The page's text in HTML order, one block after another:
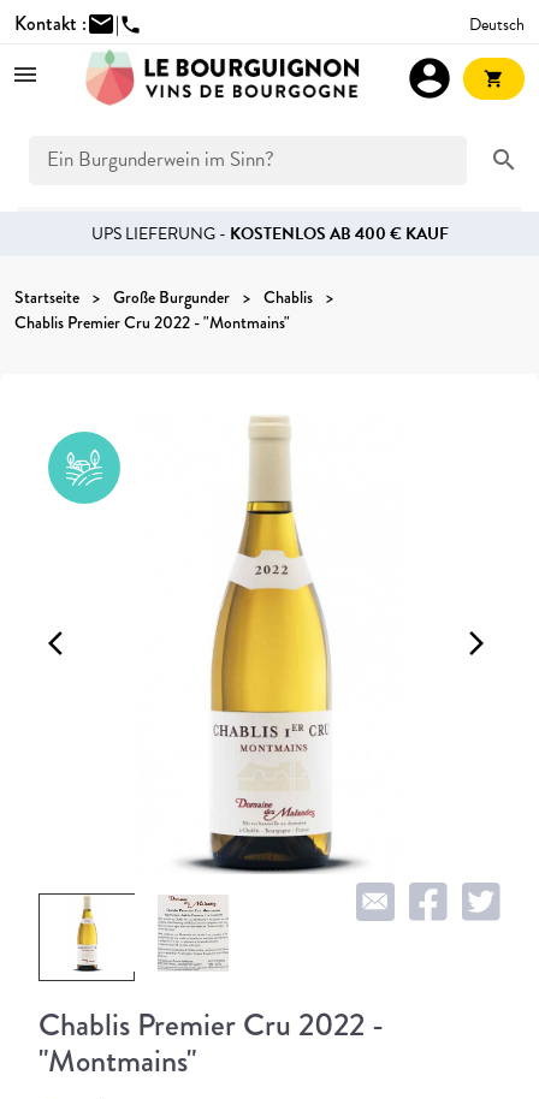
Kontakt :mail|phone Deutsch
search
account_circle shopping_cart
UPS LIEFERUNG - KOSTENLOS AB 400 € KAUF
Startseite Große Burgunder
Chablis
Chablis Premier Cru 2022 - "Montmains"
arrow_forward_ios
arrow_back_ios
Chablis Premier Cru 2022 -
"Montmains"